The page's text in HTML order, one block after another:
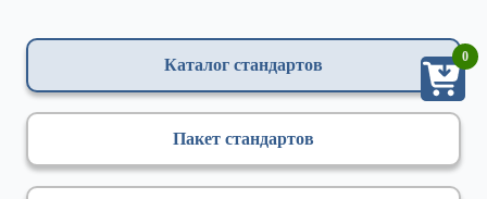
Каталог стандартов
Пакет стандартов
0